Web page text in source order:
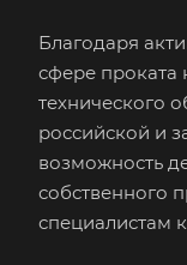
Благодаря
сфере проката
технического
российской и
возможность
собственного
специалистам